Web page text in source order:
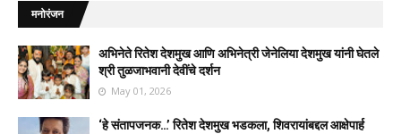
मनोरंजन
अभिनेते रितेश देशमुख आणि अभिनेत्री जेनेलिया देशमुख यांनी घेतले
श्री तुळजाभवानी देवींचे दर्शन
May 01, 2026
‘हे संतापजनक…’ रितेश देशमुख भडकला, शिवरायांबद्दल आक्षेपार्ह